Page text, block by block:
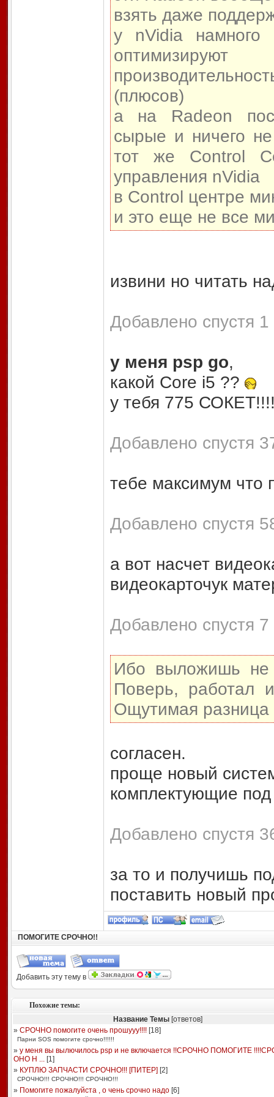
взять даже
у nVidia намного
оптимизируют
(плюсов)
а на Radeon
сырые и ничего
тот же Control
управления nVidia
в Control центре
и это еще не все
извини но читать
Добавлено спустя
у меня psp go,
какой Core i5 ??
у тебя 775
Добавлено спустя
тебе максимум что
Добавлено спустя
а вот насчет
видеокарточук
Добавлено спустя
Ибо выложишь не
Поверь, работал
Ощутимая
согласен.
проще новый
комплектующие
Добавлено спустя
за то и получишь
поставить новый
ПОМОГИТЕ СРОЧНО!!
Добавить эту тему в
Похожие темы:
Название Темы [ответов]
» СРОЧНО помогите очень прошууу!!!![18]
Парни SOS помогите срочно!!!!!!
» у меня вы вылючилось psp и не включается !!СРОЧНО ПОМОГИТЕ
ОНО Н ...[1]
» КУПЛЮ ЗАПЧАСТИ СРОЧНО!!! [ПИТЕР] [2]
СРОЧНО!!! СРОЧНО!!! СРОЧНО!!!
» Помогите пожалуйста , о чень срочно надо[6]